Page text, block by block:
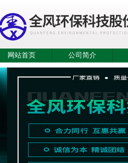
网站首页 公司简介